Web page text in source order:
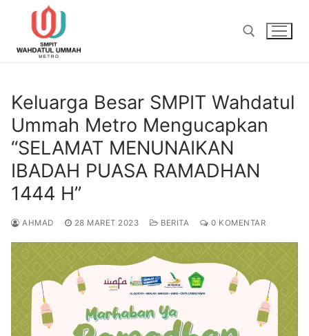
Lompat
Keluarga Besar SMPIT Wahdatul
Ummah Metro Mengucapkan
“SELAMAT MENUNAIKAN
IBADAH PUASA RAMADHAN
1444 H”
AHMAD 28 MARET 2023 BERITA 0 KOMENTAR